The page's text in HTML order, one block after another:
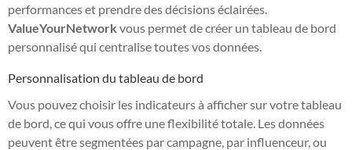
performances et prendre des décisions éclairées.
ValueYourNetwork vous permet de créer un tableau de bord
personnalisé qui centralise toutes vos données.
Personnalisation du tableau de bord
Vous pouvez choisir les indicateurs à afficher sur votre tableau
de bord, ce qui vous offre une flexibilité totale. Les données
peuvent être segmentées par campagne, par influenceur, ou